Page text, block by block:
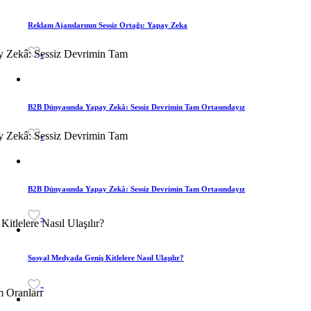
Reklam Ajanslarının Sessiz Ortağı: Yapay Zeka
-
B2B Dünyasında Yapay Zekâ: Sessiz Devrimin Tam Ortasındayız
-
B2B Dünyasında Yapay Zekâ: Sessiz Devrimin Tam Ortasındayız
-
Sosyal Medyada Geniş Kitlelere Nasıl Ulaşılır?
-